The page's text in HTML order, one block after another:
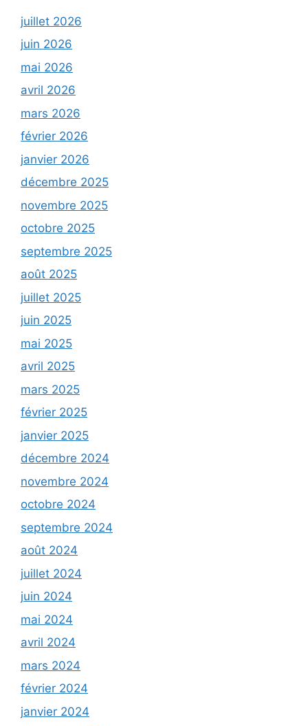
juillet 2026
juin 2026
mai 2026
avril 2026
mars 2026
février 2026
janvier 2026
décembre 2025
novembre 2025
octobre 2025
septembre 2025
août 2025
juillet 2025
juin 2025
mai 2025
avril 2025
mars 2025
février 2025
janvier 2025
décembre 2024
novembre 2024
octobre 2024
septembre 2024
août 2024
juillet 2024
juin 2024
mai 2024
avril 2024
mars 2024
février 2024
janvier 2024